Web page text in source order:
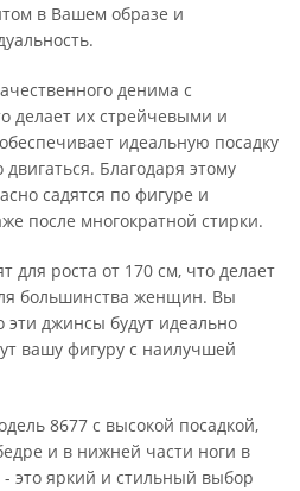
в Вашем образе и
денима с
делает их стрейчевыми и
идеальную посадку
Благодаря этому
садятся по фигуре и
после многократной стирки.
для роста от 170 см, что делает
большинства женщин. Вы
джинсы будут идеально
вашу фигуру с наилучшей
8677 с высокой посадкой,
и в нижней части ноги в
- это яркий и стильный выбор